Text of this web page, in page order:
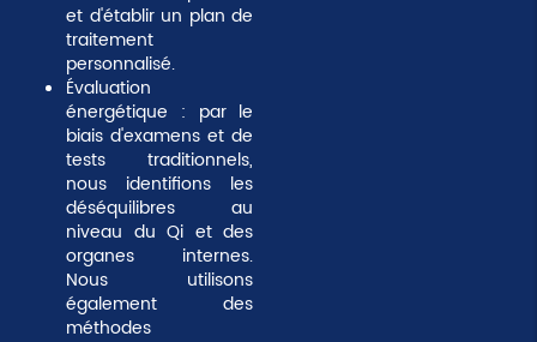
et d'établir un plan de
traitement
personnalisé.
Évaluation
énergétique : par le
biais d'examens et de
tests traditionnels,
nous identifions les
déséquilibres au
niveau du Qi et des
organes internes.
Nous utilisons
également des
méthodes